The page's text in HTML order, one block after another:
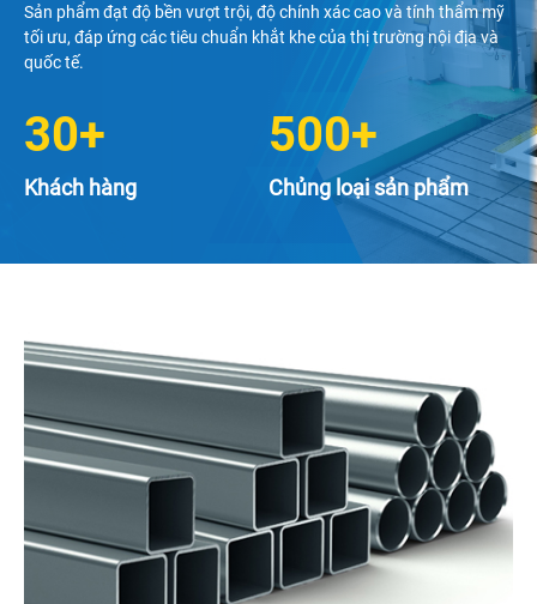
Sản phẩm đạt độ bền vượt trội, độ chính xác cao và tính thẩm mỹ
tối ưu, đáp ứng các tiêu chuẩn khắt khe của thị trường nội địa và
quốc tế.
30+
Khách hàng
500+
Chủng loại sản phẩm